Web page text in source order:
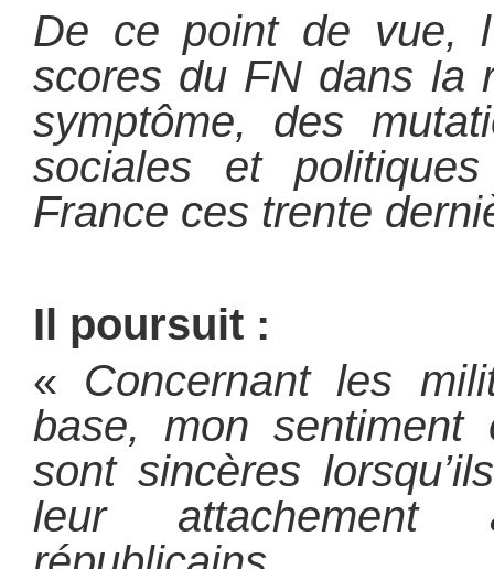
De ce point de vue,
scores du FN dans la
symptôme, des
sociales et
France ces trente
Il poursuit :
« Concernant les
base, mon sentiment
sont sincères
leur attachement